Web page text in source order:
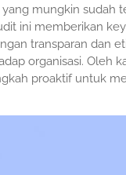
mungkin sudah
ini memberikan
transparan dan
organisasi. Oleh
proaktif untuk